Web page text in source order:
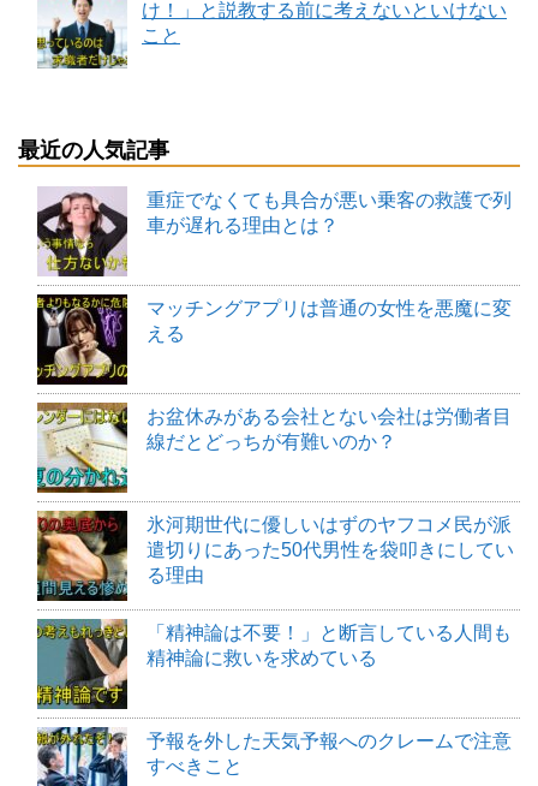
け！」と説教する前に考えないといけない
こと
最近の人気記事
重症でなくても具合が悪い乗客の救護で列
車が遅れる理由とは？
マッチングアプリは普通の女性を悪魔に変
える
お盆休みがある会社とない会社は労働者目
線だとどっちが有難いのか？
氷河期世代に優しいはずのヤフコメ民が派
遣切りにあった50代男性を袋叩きにしてい
る理由
「精神論は不要！」と断言している人間も
精神論に救いを求めている
予報を外した天気予報へのクレームで注意
すべきこと